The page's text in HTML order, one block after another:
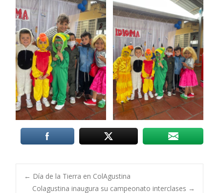
Post
← Día de la Tierra en ColAgustina
Colagustina inaugura su campeonato interclases →